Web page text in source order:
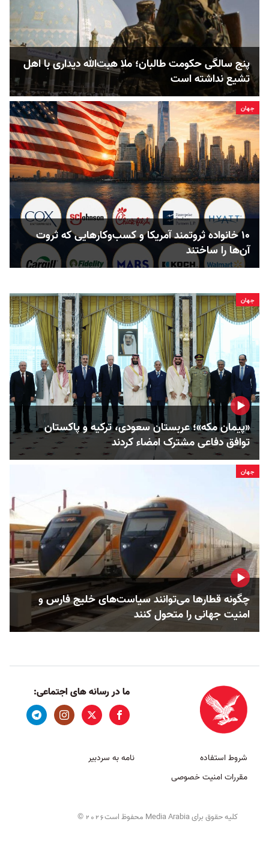
پنج‌ سالگی حکومت طالبان؛ ملا هبت‌الله دیداری با اهل
تشیع نداشته است
جهان
۱۰ خانواده ثروتمند آمریکا و کسب‌وکارهایی که ثروت
آن‌ها را ساختند
جهان
«پیمان مکه»؛ عربستان سعودی، ترکیه و پاکستان
توافق دفاعی مشترک امضاء کردند
جهان
چگونه قطارها می‌توانند سیاست‌های خلیج فارس و
امنیت جهانی را متحول کنند
ما در رسانه های اجتماعی:
شروط استفاده
مقررات امنیت خصوصی
نامه به سردبیر
کلیه حقوق برای Media Arabia محفوظ است 2026
©